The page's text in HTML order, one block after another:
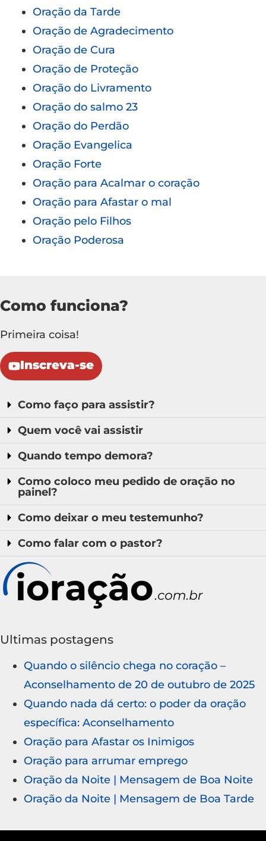
Oração da Tarde
Oração de Agradecimento
Oração de Cura
Oração de Proteção
Oração do Livramento
Oração do salmo 23
Oração do Perdão
Oração Evangelica
Oração Forte
Oração para Acalmar o coração
Oração para Afastar o mal
Oração pelo Filhos
Oração Poderosa
Como funciona?
Primeira coisa!
Inscreva-se
Como faço para assistir?
Quem você vai assistir
Quando tempo demora?
Como coloco meu pedido de oração no
painel?
Como deixar o meu testemunho?
Como falar com o pastor?
Ultimas postagens
Quando o silêncio chega no coração –
Aconselhamento de 20 de outubro de 2025
Quando nada dá certo: o poder da oração
específica: Aconselhamento
Oração para Afastar os Inimigos
Oração para arrumar emprego
Oração da Noite | Mensagem de Boa Noite
Oração da Noite | Mensagem de Boa Tarde